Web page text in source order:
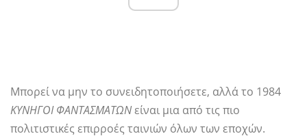
Μπορεί να μην το συνειδητοποιήσετε, αλλά το 1984
ΚΥΝΗΓΟΙ ΦΑΝΤΑΣΜΑΤΩΝείναι μια από τις πιο
πολιτιστικές επιρροές ταινιών όλων των εποχών.